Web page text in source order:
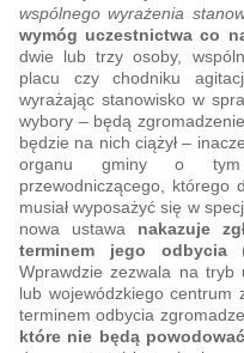
wspólnego wyrażenia
wymóg uczestnictwa co
dwie lub trzy osoby,
placu czy chodniku
wyrażając stanowisko w
wybory – będą
będzie na nich ciążył –
organu gminy o tym
przewodniczącego, którego
musiał wyposażyć się w
nowa ustawa nakazuje
terminem jego odbycia
Wprawdzie zezwala na tryb
lub wojewódzkiego centrum
terminem odbycia
które nie będą